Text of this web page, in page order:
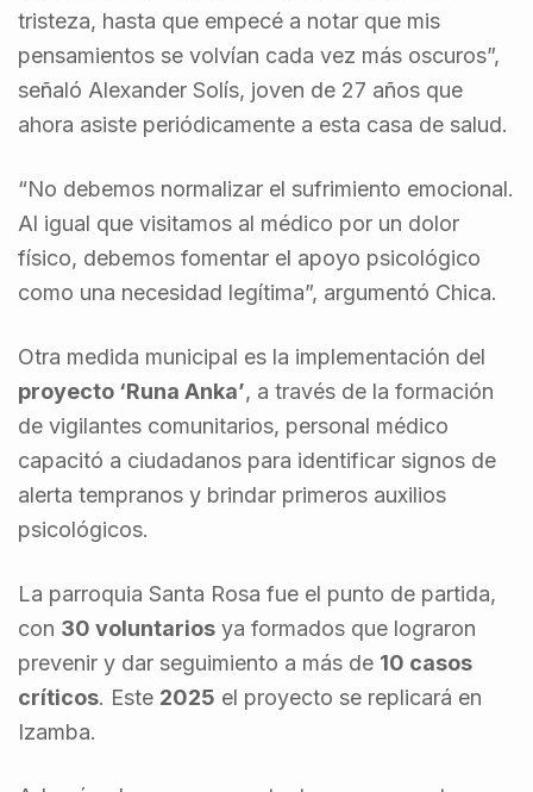
tristeza, hasta que empecé a notar que mis
pensamientos se volvían cada vez más oscuros”,
señaló Alexander Solís, joven de 27 años que
ahora asiste periódicamente a esta casa de salud.
“No debemos normalizar el sufrimiento emocional.
Al igual que visitamos al médico por un dolor
físico, debemos fomentar el apoyo psicológico
como una necesidad legítima”, argumentó Chica.
Otra medida municipal es la implementación del
proyecto ‘Runa Anka’, a través de la formación
de vigilantes comunitarios, personal médico
capacitó a ciudadanos para identificar signos de
alerta tempranos y brindar primeros auxilios
psicológicos.
La parroquia Santa Rosa fue el punto de partida,
con 30 voluntarios ya formados que lograron
prevenir y dar seguimiento a más de 10 casos
críticos. Este 2025 el proyecto se replicará en
Izamba.